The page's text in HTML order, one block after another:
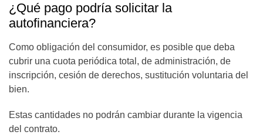
¿Qué pago podría solicitar la
autofinanciera?
Como obligación del consumidor, es posible que deba
cubrir una cuota periódica total, de administración, de
inscripción, cesión de derechos, sustitución voluntaria del
bien.
Estas cantidades no podrán cambiar durante la vigencia
del contrato.